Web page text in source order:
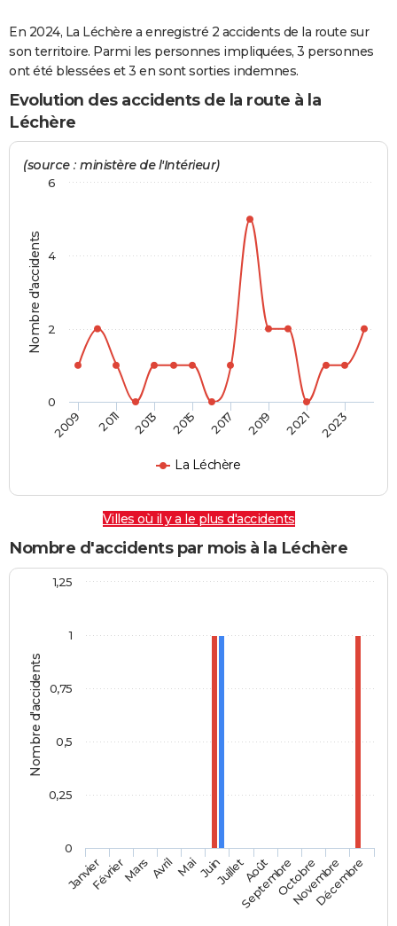
GUIDES D'ACHAT
BONS PLANS
CARTE DE VOEUX
Carte de Noël
Carte Bonne année
Carte Saint-Valentin
Carte Pâques
Carte d'anniversaire
DICTIONNAIRE
COPAINS D'AVANT
S'inscrire
Se connecter
Lycées
Collèges
Primaires
Universités
Entreprises
Service militaire
Avis de recherche
AVIS DE DÉCÈS
FORUM
Bricolage
Lifestyle
Culture
Sport
Auto
Television
Voyage
Cinema
En 2024, La Léchère a enregistré 2 accidents de la route sur
son territoire. Parmi les personnes impliquées, 3 personnes
ont été blessées et 3 en sont sorties indemnes.
Evolution des accidents de la route à la
Léchère
Nombre d'accidents
(source : ministère de l'Intérieur)
La Léchère
2009 2011 2013 2015 2017 2019 2021 2023
0
2
4
6
Villes où il y a le plus d'accidents
Nombre d'accidents par mois à la Léchère
Nombre d'accidents
JanvierFévrierMars AvrilMaiJuinJuilletAoût
SeptembreOctobre
Novembre
Décembre
0
1
0,25
0,5
0,75
1,25